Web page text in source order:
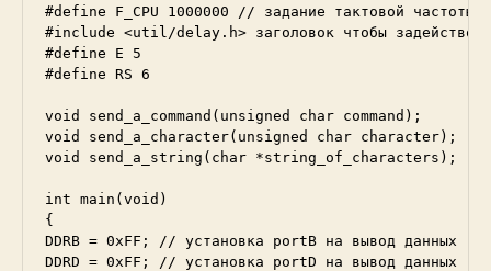
#define F_CPU 1000000 // задание тактовой частоты
#include <util/delay.h> заголовок чтобы
#define E 5
#define RS 6
void send_a_command(unsigned char command);
void send_a_character(unsigned char character);
void send_a_string(char *string_of_characters);
int main(void)
{
DDRB = 0xFF; // установка portB на вывод данных
DDRD = 0xFF; // установка portD на вывод данных